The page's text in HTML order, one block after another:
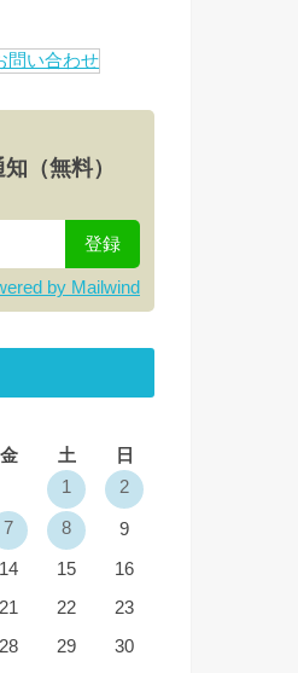
（無料）
by Mailwind
金 土
日
1
2
7 8 9
14 15
16
21 22
23
28 29
30